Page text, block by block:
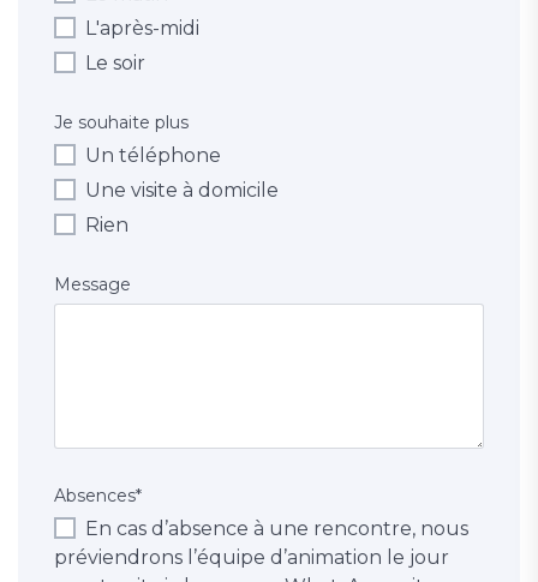
L'après-midi
Le soir
Je souhaite plus
Un téléphone
Une visite à domicile
Rien
Message
Absences*
En cas d’absence à une rencontre, nous
préviendrons l’équipe d’animation le jour